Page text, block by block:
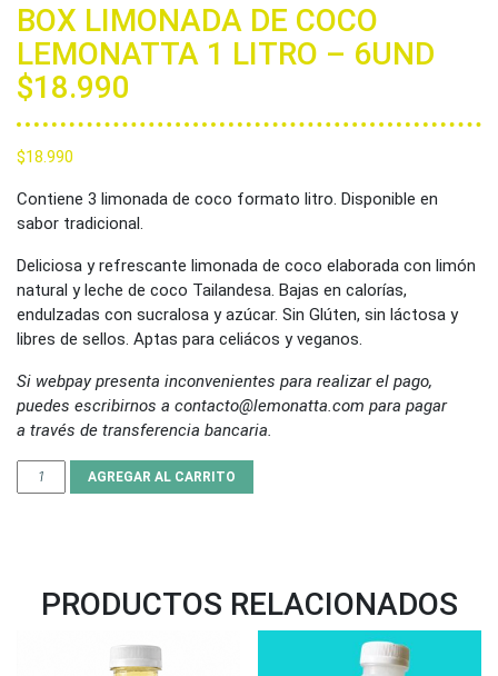
BOX LIMONADA DE COCO
LEMONATTA 1 LITRO – 6UND
$18.990
$18.990
Contiene 3 limonada de coco formato litro. Disponible en
sabor tradicional.
Deliciosa y refrescante limonada de coco elaborada con limón
natural y leche de coco Tailandesa. Bajas en calorías,
endulzadas con sucralosa y azúcar. Sin Glúten, sin láctosa y
libres de sellos. Aptas para celiácos y veganos.
Si webpay presenta inconvenientes para realizar el pago,
puedes escribirnos a contacto@lemonatta.com para pagar
a través de transferencia bancaria.
Box Limonada de coco Lemonatta 1 litro - 6UND $18.990
AGREGAR AL CARRITO
PRODUCTOS RELACIONADOS